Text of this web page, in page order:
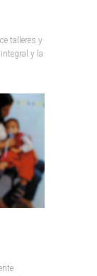
talleres y
y la